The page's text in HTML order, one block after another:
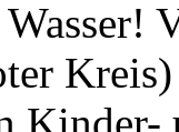
Kreis)